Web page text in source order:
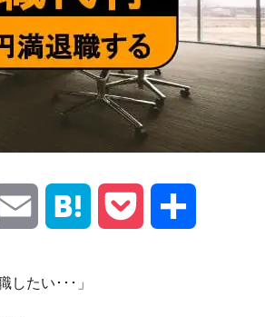
Email Hatena Pocket
したい･･･」